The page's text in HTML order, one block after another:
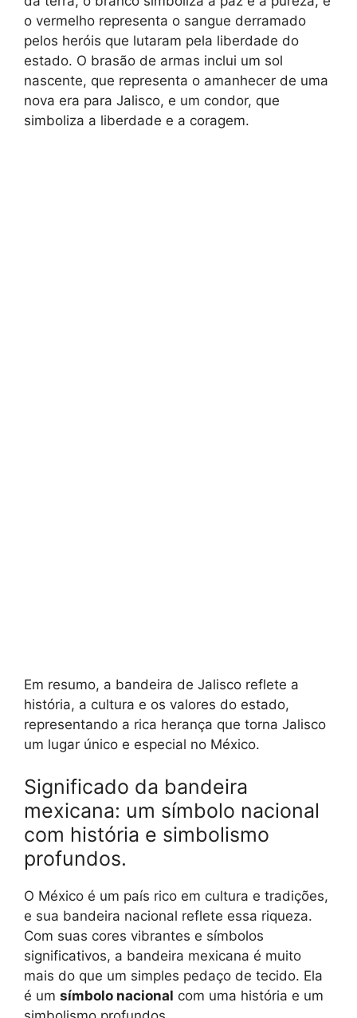
o vermelho representa o sangue derramado
pelos heróis que lutaram pela liberdade do
estado. O brasão de armas inclui um sol
nascente, que representa o amanhecer de uma
nova era para Jalisco, e um condor, que
simboliza a liberdade e a coragem.
Em resumo, a bandeira de Jalisco reflete a
história, a cultura e os valores do estado,
representando a rica herança que torna Jalisco
um lugar único e especial no México.
Significado da bandeira
mexicana: um símbolo nacional
com história e simbolismo
profundos.
O México é um país rico em cultura e tradições,
e sua bandeira nacional reflete essa riqueza.
Com suas cores vibrantes e símbolos
significativos, a bandeira mexicana é muito
mais do que um simples pedaço de tecido. Ela
é um símbolo nacional com uma história e um